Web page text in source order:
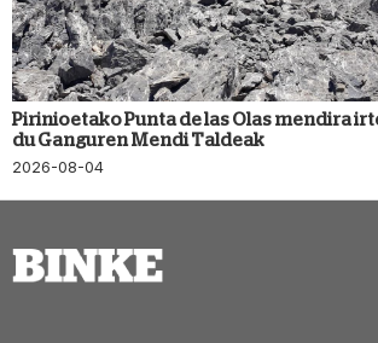
Pirinioetako Punta de las Olas mendira
du Ganguren Mendi Taldeak
2026-08-04